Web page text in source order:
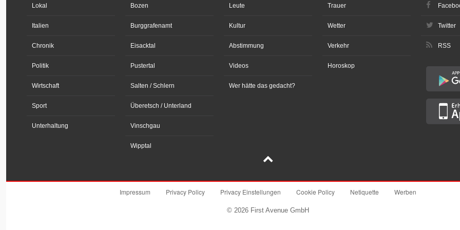
Lokal
Italien
Chronik
Politik
Wirtschaft
Sport
Unterhaltung
Bozen
Burggrafenamt
Eisacktal
Pustertal
Salten / Schlern
Überetsch / Unterland
Vinschgau
Wipptal
Leute
Kultur
Abstimmung
Videos
Wer hätte das gedacht?
Trauer
Wetter
Verkehr
Horoskop
Twitter
RSS
Impressum Privacy Policy Privacy Einstellungen Cookie Policy Netiquette Werben
© 2026 First Avenue GmbH